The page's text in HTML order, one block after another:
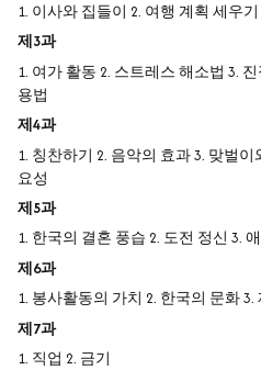
1. 이사와 집들이 2. 여행 계획 세우
제3과
1. 여가 활동 2. 스트레스 해소법 3.
용법
제4과
1. 칭찬하기 2. 음악의 효과 3. 맞벌
요성
제5과
1. 한국의 결혼 풍습 2. 도전 정신 3.
제6과
1. 봉사활동의 가치 2. 한국의 문화 3.
제7과
1. 직업 2. 금기